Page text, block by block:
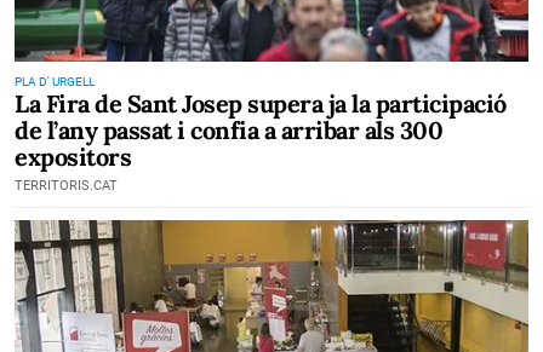
PLA D' URGELL
La Fira de Sant Josep supera ja la participació
de l’any passat i confia a arribar als 300
expositors
TERRITORIS.CAT